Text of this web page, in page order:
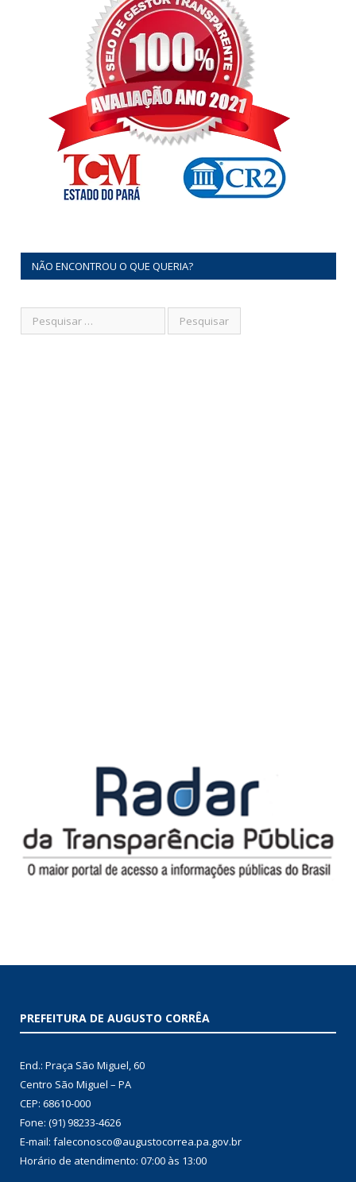
NÃO ENCONTROU O QUE QUERIA?
PREFEITURA DE AUGUSTO CORRÊA
End.: Praça São Miguel, 60
Centro São Miguel – PA
CEP: 68610-000
Fone: (91) 98233-4626
E-mail: faleconosco@augustocorrea.pa.gov.br
Horário de atendimento: 07:00 às 13:00